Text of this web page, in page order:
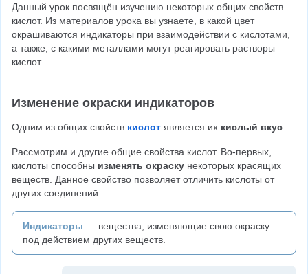
Данный урок посвящён изучению некоторых общих свойств
кислот. Из материалов урока вы узнаете, в какой цвет
окрашиваются индикаторы при взаимодействии с кислотами,
а также, с какими металлами могут реагировать растворы
кислот.
Изменение окраски индикаторов
Одним из общих свойств кислот является их кислый вкус
Рассмотрим и другие общие свойства кислот. Во-первых,
кислоты способны изменять окраску некоторых красящих
веществ. Данное свойство позволяет отличить кислоты от
других соединений.
Индикаторы — вещества, изменяющие свою окраску
под действием других веществ.